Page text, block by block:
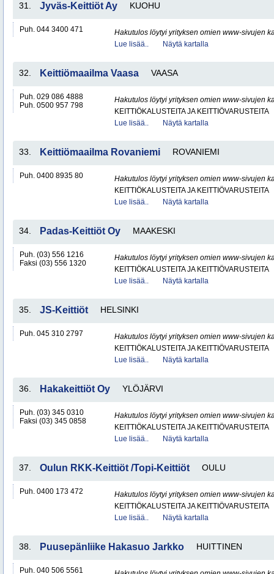
31. Jyväs-Keittiöt Ay KUOHU
Puh. 044 3400 471
Hakutulos löytyi yrityksen omien www-sivujen
Lue lisää..
Näytä kartalla
32. Keittiömaailma Vaasa VAASA
Puh. 029 086 4888
Puh. 0500 957 798
Hakutulos löytyi yrityksen omien www-sivujen
KEITTIÖKALUSTEITA JA KEITTIÖVARUSTEITA
Lue lisää..
Näytä kartalla
33. Keittiömaailma Rovaniemi ROVANIEMI
Puh. 0400 8935 80
Hakutulos löytyi yrityksen omien www-sivujen
KEITTIÖKALUSTEITA JA KEITTIÖVARUSTEITA
Lue lisää..
Näytä kartalla
34. Padas-Keittiöt Oy MAAKESKI
Puh. (03) 556 1216
Faksi (03) 556 1320
Hakutulos löytyi yrityksen omien www-sivujen
KEITTIÖKALUSTEITA JA KEITTIÖVARUSTEITA
Lue lisää..
Näytä kartalla
35. JS-Keittiöt HELSINKI
Puh. 045 310 2797
Hakutulos löytyi yrityksen omien www-sivujen
KEITTIÖKALUSTEITA JA KEITTIÖVARUSTEITA
Lue lisää..
Näytä kartalla
36. Hakakeittiöt Oy YLÖJÄRVI
Puh. (03) 345 0310
Faksi (03) 345 0858
Hakutulos löytyi yrityksen omien www-sivujen
KEITTIÖKALUSTEITA JA KEITTIÖVARUSTEITA
Lue lisää..
Näytä kartalla
37. Oulun RKK-Keittiöt /Topi-Keittiöt OULU
Puh. 0400 173 472
Hakutulos löytyi yrityksen omien www-sivujen
KEITTIÖKALUSTEITA JA KEITTIÖVARUSTEITA
Lue lisää..
Näytä kartalla
38. Puusepänliike Hakasuo Jarkko HUITTINEN
Puh. 040 506 5561